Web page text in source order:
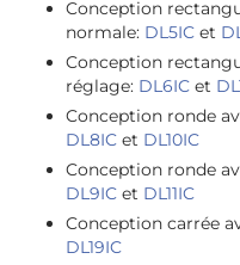
Conception
normale: DL5IC et
Conception
réglage: DL6IC et
Conception ronde
DL8IC et DL10IC
Conception ronde
DL9IC et DL11IC
Conception carrée
DL19IC